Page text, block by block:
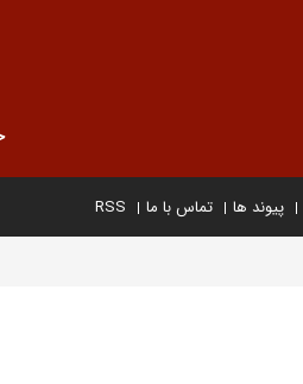
پیوند ها تماس با ما RSS